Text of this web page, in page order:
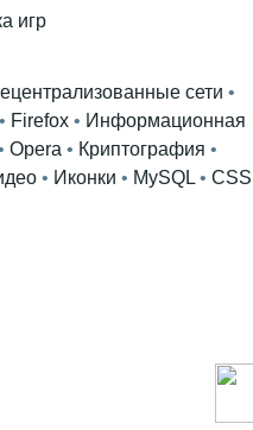
игр
сети
• Firefox • Информационная
Opera • Криптография
• Иконки • MySQL • CSS